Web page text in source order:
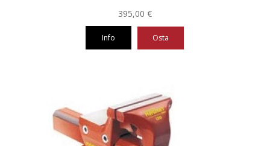
395,00 €
Info Osta